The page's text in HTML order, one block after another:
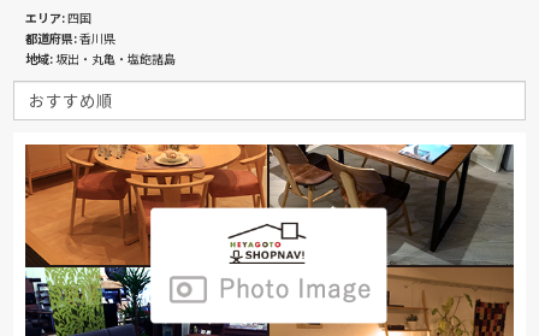
エリア 四国
都道府県 香川県
地域 坂出・丸亀・塩飽諸島